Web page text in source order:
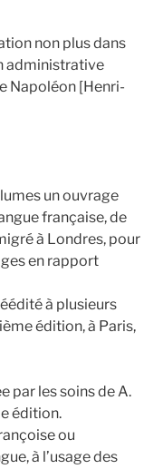
non plus dans
administrative
Napoléon [Henri-
un ouvrage
française, de
à Londres, pour
en rapport
à plusieurs
édition, à Paris,
par les soins de A.
édition.
ou
à l’usage des